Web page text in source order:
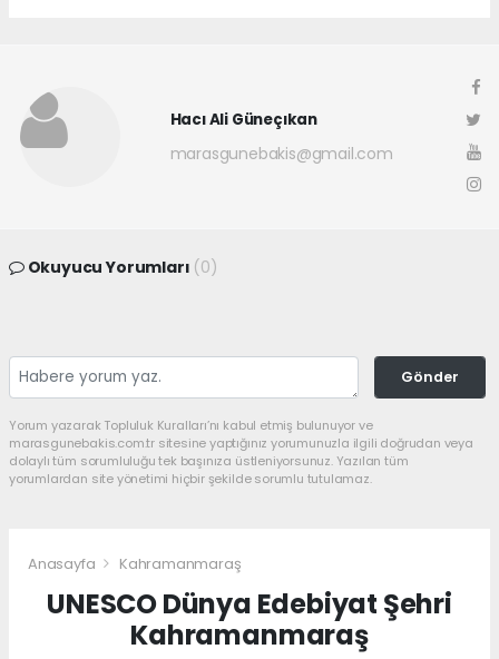
Hacı Ali Güneçıkan
marasgunebakis@gmail.com
Okuyucu Yorumları (0)
Gönder
Yorum yazarak Topluluk Kuralları’nı kabul etmiş bulunuyor ve
marasgunebakis.com.tr sitesine yaptığınız yorumunuzla ilgili doğrudan veya
dolaylı tüm sorumluluğu tek başınıza üstleniyorsunuz. Yazılan tüm
yorumlardan site yönetimi hiçbir şekilde sorumlu tutulamaz.
Anasayfa Kahramanmaraş
UNESCO Dünya Edebiyat Şehri
Kahramanmaraş